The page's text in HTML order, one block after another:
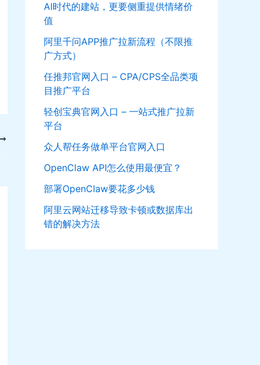
AI时代的建站，更要侧重提供情绪价
值
阿里千问APP推广拉新流程（不限推
广方式）
任推邦官网入口 – CPA/CPS全品类项
目推广平台
轻创宝典官网入口 – 一站式推广拉新
平台
众人帮任务做单平台官网入口
OpenClaw API怎么使用最便宜？
部署OpenClaw要花多少钱
阿里云网站迁移导致卡顿或数据库出
错的解决方法